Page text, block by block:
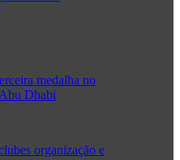
medalha no
Dhabi
organização e